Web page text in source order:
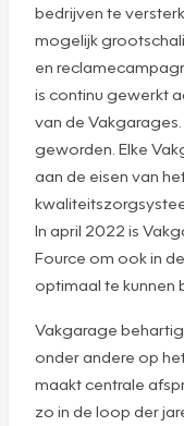
bedrijven te
mogelijk
en
is continu gewerkt
van de
geworden. Elke
aan de eisen van
In april 2022 is
Fource om ook in
optimaal te kunnen
Vakgarage
onder andere op
maakt centrale
zo in de loop der